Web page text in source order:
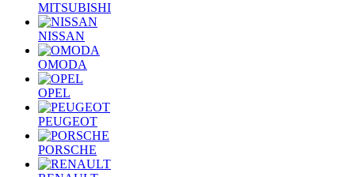
MITSUBISHI
NISSAN
OMODA
OPEL
PEUGEOT
PORSCHE